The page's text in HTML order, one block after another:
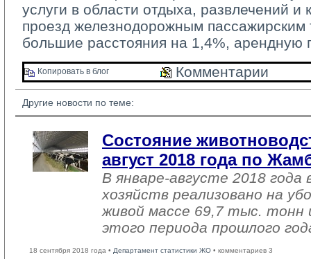
услуги в области отдыха, развлечений и
проезд железнодорожным пассажирским
большие расстояния на 1,4%, арендную
Копировать в блог Комментарии
Другие новости по теме:
Состояние
август 2018 года по
В январе-августе 2018 года
хозяйств реализовано на
живой массе 69,7 тыс. тонн
этого периода прошлого
18 сентября 2018 года • Департамент статистики ЖО • комментариев 3